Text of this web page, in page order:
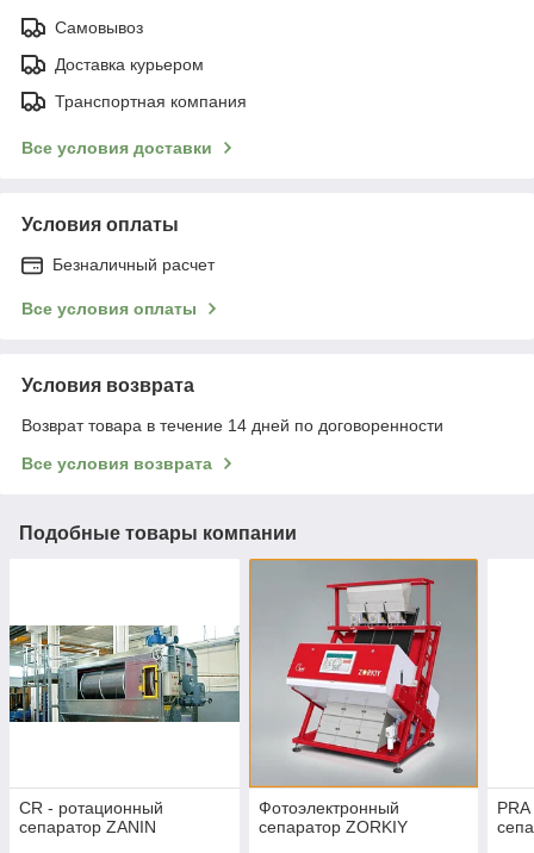
Самовывоз
Доставка курьером
Транспортная компания
Все условия доставки
Условия оплаты
Безналичный расчет
Все условия оплаты
Условия возврата
Возврат товара в течение 14 дней по договоренности
Все условия возврата
Подобные товары компании
CR - ротационный
сепаратор ZANIN
Фотоэлектронный
сепаратор ZORKIY